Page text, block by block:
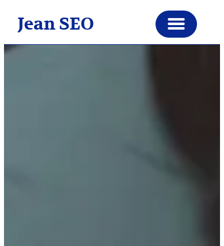
Jean SEO